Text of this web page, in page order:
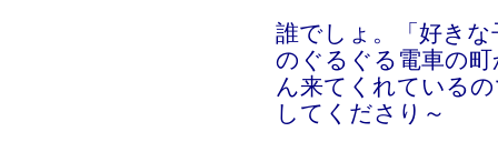
誰でしょ。「好き
のぐるぐる電車の
ん来てくれている
してくださり～